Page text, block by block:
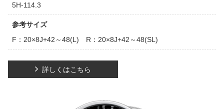
5H-114.3
参考サイズ
F：20×8J+42～48(L) R：20×8J+42～48(SL)
詳しくはこちら